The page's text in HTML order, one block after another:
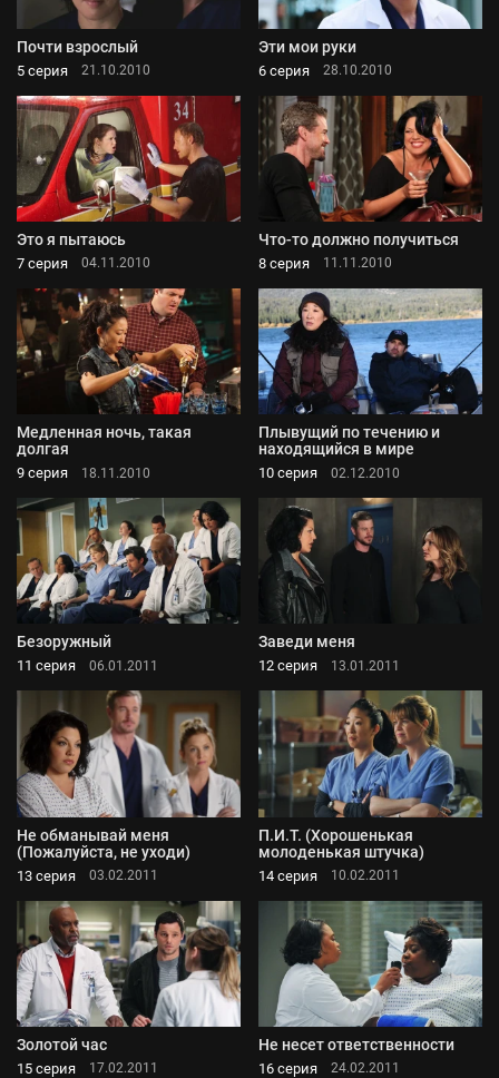
Почти взрослый
5 серия 21.10.2010
Эти мои руки
6 серия 28.10.2010
Это я пытаюсь
7 серия 04.11.2010
Что-то должно получиться
8 серия 11.11.2010
Медленная ночь, такая
долгая
9 серия 18.11.2010
Плывущий по течению и
находящийся в мире
10 серия 02.12.2010
Безоружный
11 серия 06.01.2011
Заведи меня
12 серия 13.01.2011
Не обманывай меня
(Пожалуйста, не уходи)
13 серия 03.02.2011
П.И.Т. (Хорошенькая
молоденькая штучка)
14 серия 10.02.2011
Золотой час
15 серия 17.02.2011
Не несет ответственности
16 серия 24.02.2011